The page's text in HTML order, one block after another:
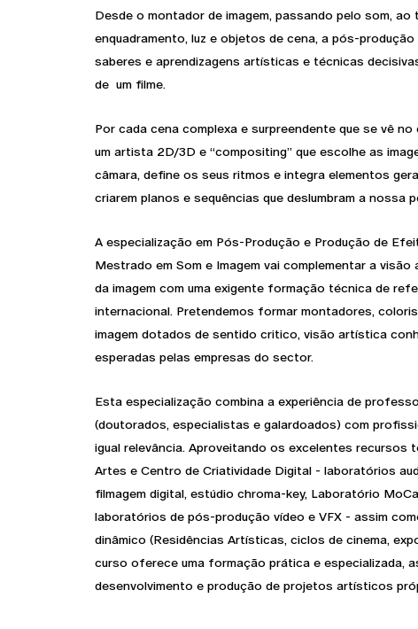
Desde o montador de imagem, passando pelo som, ao
enquadramento, luz e objetos de cena, a pós-
saberes e aprendizagens artísticas e técnicas
de um filme.
Por cada cena complexa e surpreendente que se vê no
um artista 2D/3D e “compositing” que escolhe as
câmara, define os seus ritmos e integra elementos
criarem planos e sequências que deslumbram a nossa
A especialização em Pós-Produção e Produção de
Mestrado em Som e Imagem vai complementar a
da imagem com uma exigente formação técnica de
internacional. Pretendemos formar montadores,
imagem dotados de sentido critico, visão artística
esperadas pelas empresas do sector.
Esta especialização combina a experiência de
(doutorados, especialistas e galardoados) com
igual relevância. Aproveitando os excelentes recursos
Artes e Centro de Criatividade Digital - laboratórios
filmagem digital, estúdio chroma-key, Laboratório
laboratórios de pós-produção vídeo e VFX - assim
dinâmico (Residências Artísticas, ciclos de cinema,
curso oferece uma formação prática e especializada,
desenvolvimento e produção de projetos artísticos